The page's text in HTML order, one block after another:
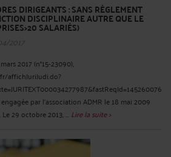
DIRIGEANTS : SANS RÈGLEMENT
DISCIPLINAIRE AUTRE QUE LE
SALARIÉS)
2017
2017 (n°15-23090),
affichJuriJudi.do?
par l'association ADMR le 18 mai 2009
29 octobre 2013, ... Lire la suite >